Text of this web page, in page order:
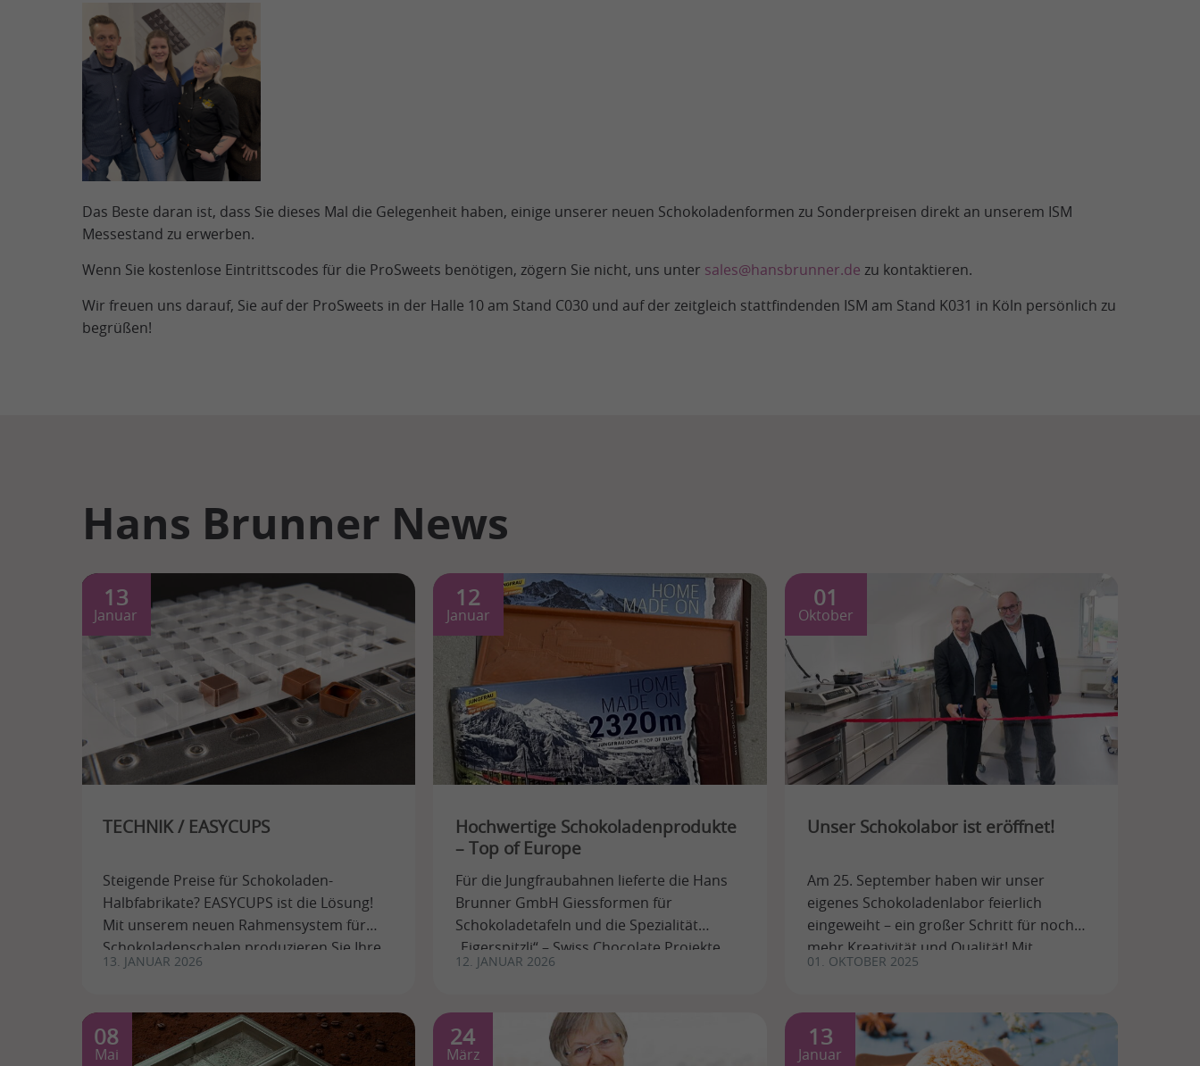
Das Beste daran ist, dass Sie dieses Mal die Gelegenheit haben, einige unserer neuen Schokoladenformen zu Sonderpreisen direkt an unserem ISM
Messestand zu erwerben.
Wenn Sie kostenlose Eintrittscodes für die ProSweets benötigen, zögern Sie nicht, uns unter sales@hansbrunner.de zu kontaktieren.
Wir freuen uns darauf, Sie auf der ProSweets in der Halle 10 am Stand C030 und auf der zeitgleich stattfindenden ISM am Stand K031 in Köln persönlich zu
begrüßen!
Hans Brunner News
13
Januar
TECHNIK / EASYCUPS
Steigende Preise für Schokoladen-
Halbfabrikate? EASYCUPS ist die Lösung!
Mit unserem neuen Rahmensystem für
Schokoladenschalen produzieren Sie Ihre
eigenen Halbfabrikate – ...
13. JANUAR 2026
12
Januar
Hochwertige Schokoladenprodukte
– Top of Europe
Für die Jungfraubahnen lieferte die Hans
Brunner GmbH Giessformen für
Schokoladetafeln und die Spezialität
„Eigerspitzli“ – Swiss Chocolate Projekte
mit Tradition.
12. JANUAR 2026
01
Oktober
Unser Schokolabor ist eröffnet!
Am 25. September haben wir unser
eigenes Schokoladenlabor feierlich
eingeweiht – ein großer Schritt für noch
mehr Kreativität und Qualität! Mit
modernster Ausstattung können wir ...
01. OKTOBER 2025
08
Mai
24
März
13
Januar